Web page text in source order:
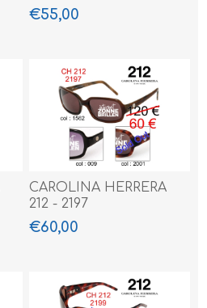
€55,00
CAROLINA HERRERA
212 - 2197
€60,00